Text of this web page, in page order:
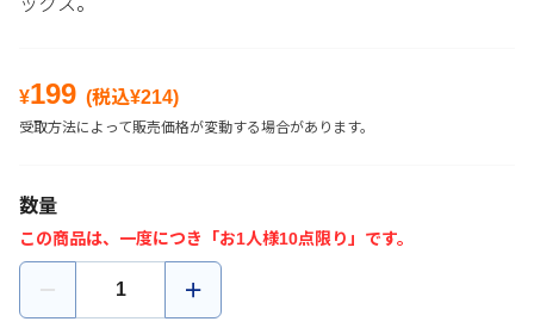
ックス。
¥199 (税込¥214)
受取方法によって販売価格が変動する場合があります。
数量
この商品は、一度につき「お1人様10点限り」です。